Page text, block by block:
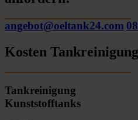
angebot@oeltank24.com
Kosten
Tankreinigung
Kunststofftanks